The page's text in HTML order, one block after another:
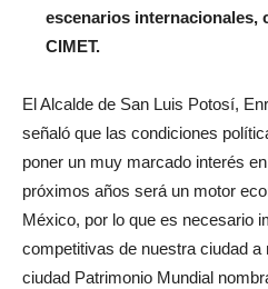
escenarios internacionales,
CIMET.
El Alcalde de San Luis Potosí,
señaló que las condiciones
poner un muy marcado interés
próximos años será un motor
México, por lo que es necesario
competitivas de nuestra ciudad
ciudad Patrimonio Mundial